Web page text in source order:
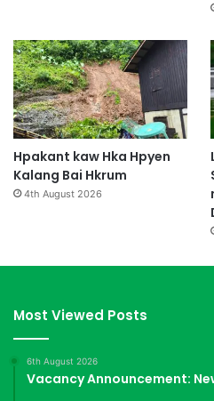
Hpakant kaw Hka Hpyen
Kalang Bai Hkrum
4th August 2026
Most Viewed Posts
6th August 2026
Vacancy Announcement: